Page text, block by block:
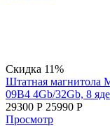
Скидка 11%
Штатная магнитола
09В4 4Gb/32Gb, 8
29300 Р 25990 Р
Просмотр